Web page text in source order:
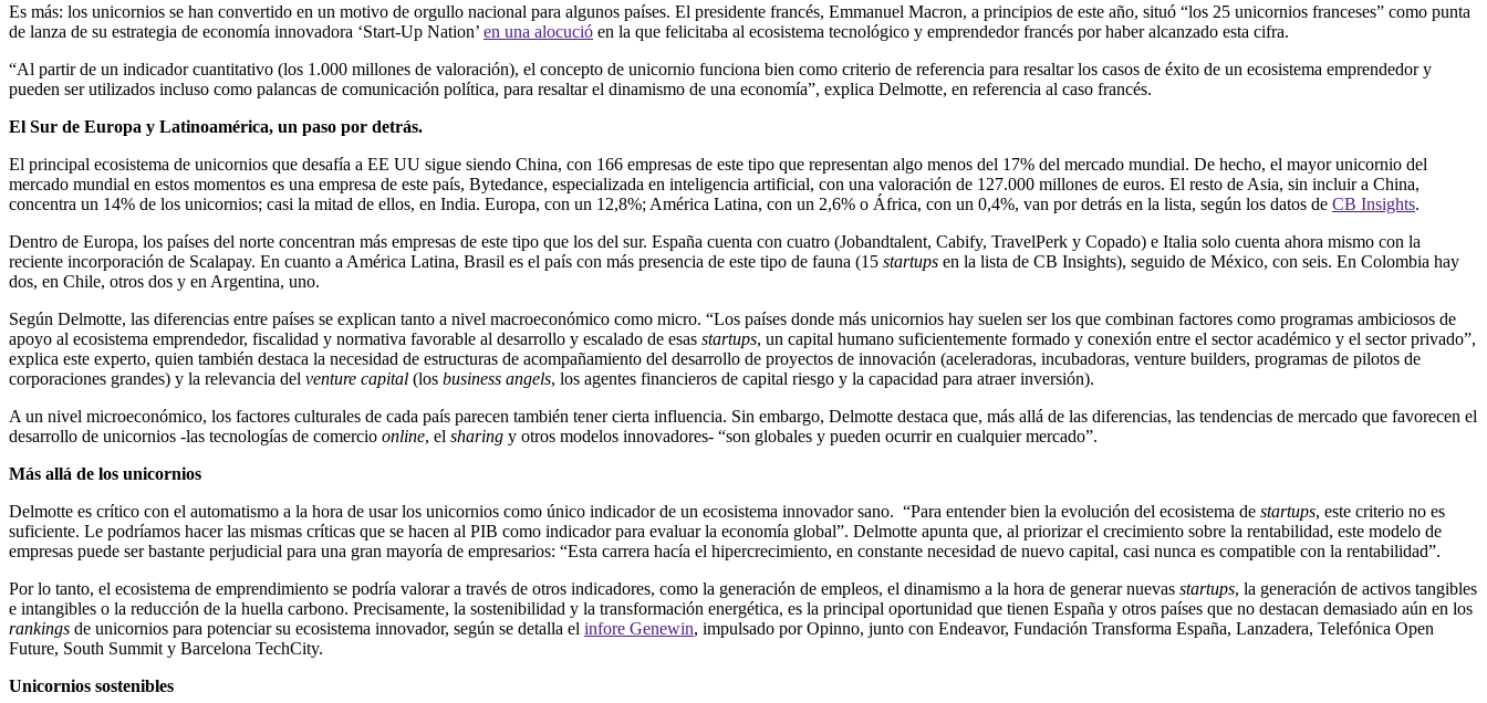
Es más: los unicornios se han convertido en un motivo de orgullo nacional para algunos países. El presidente francés, Emmanuel Macron, a principios de este año, situó “los 25 unicornios franceses” como punta
de lanza de su estrategia de economía innovadora ‘Start-Up Nation’ en una alocució en la que felicitaba al ecosistema tecnológico y emprendedor francés por haber alcanzado esta cifra.
“Al partir de un indicador cuantitativo (los 1.000 millones de valoración), el concepto de unicornio funciona bien como criterio de referencia para resaltar los casos de éxito de un ecosistema emprendedor y
pueden ser utilizados incluso como palancas de comunicación política, para resaltar el dinamismo de una economía”, explica Delmotte, en referencia al caso francés.
El Sur de Europa y Latinoamérica, un paso por detrás.
El principal ecosistema de unicornios que desafía a EE UU sigue siendo China, con 166 empresas de este tipo que representan algo menos del 17% del mercado mundial. De hecho, el mayor unicornio del
mercado mundial en estos momentos es una empresa de este país, Bytedance, especializada en inteligencia artificial, con una valoración de 127.000 millones de euros. El resto de Asia, sin incluir a China,
concentra un 14% de los unicornios; casi la mitad de ellos, en India. Europa, con un 12,8%; América Latina, con un 2,6% o África, con un 0,4%, van por detrás en la lista, según los datos de CB Insights.
Dentro de Europa, los países del norte concentran más empresas de este tipo que los del sur. España cuenta con cuatro (Jobandtalent, Cabify, TravelPerk y Copado) e Italia solo cuenta ahora mismo con la
reciente incorporación de Scalapay. En cuanto a América Latina, Brasil es el país con más presencia de este tipo de fauna (15 startups en la lista de CB Insights), seguido de México, con seis. En Colombia hay
dos, en Chile, otros dos y en Argentina, uno.
Según Delmotte, las diferencias entre países se explican tanto a nivel macroeconómico como micro. “Los países donde más unicornios hay suelen ser los que combinan factores como programas ambiciosos de
apoyo al ecosistema emprendedor, fiscalidad y normativa favorable al desarrollo y escalado de esas startups, un capital humano suficientemente formado y conexión entre el sector académico y el sector privado”,
explica este experto, quien también destaca la necesidad de estructuras de acompañamiento del desarrollo de proyectos de innovación (aceleradoras, incubadoras, venture builders, programas de pilotos de
corporaciones grandes) y la relevancia del venture capital (los business angels, los agentes financieros de capital riesgo y la capacidad para atraer inversión).
A un nivel microeconómico, los factores culturales de cada país parecen también tener cierta influencia. Sin embargo, Delmotte destaca que, más allá de las diferencias, las tendencias de mercado que favorecen el
desarrollo de unicornios -las tecnologías de comercio online, el sharing y otros modelos innovadores- “son globales y pueden ocurrir en cualquier mercado”.
Más allá de los unicornios
Delmotte es crítico con el automatismo a la hora de usar los unicornios como único indicador de un ecosistema innovador sano. “Para entender bien la evolución del ecosistema de startups, este criterio no es
suficiente. Le podríamos hacer las mismas críticas que se hacen al PIB como indicador para evaluar la economía global”. Delmotte apunta que, al priorizar el crecimiento sobre la rentabilidad, este modelo de
empresas puede ser bastante perjudicial para una gran mayoría de empresarios: “Esta carrera hacía el hipercrecimiento, en constante necesidad de nuevo capital, casi nunca es compatible con la rentabilidad”.
Por lo tanto, el ecosistema de emprendimiento se podría valorar a través de otros indicadores, como la generación de empleos, el dinamismo a la hora de generar nuevas startups, la generación de activos tangibles
e intangibles o la reducción de la huella carbono. Precisamente, la sostenibilidad y la transformación energética, es la principal oportunidad que tienen España y otros países que no destacan demasiado aún en los
rankings de unicornios para potenciar su ecosistema innovador, según se detalla el infore Genewin, impulsado por Opinno, junto con Endeavor, Fundación Transforma España, Lanzadera, Telefónica Open
Future, South Summit y Barcelona TechCity.
Unicornios sostenibles